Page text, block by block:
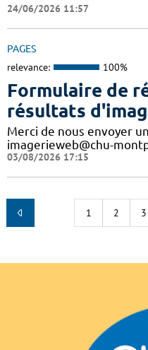
24/06/2026 11:57
PAGES
relevance: 100%
Formulaire de
résultats
Merci de nous envoyer
imagerieweb@chu-
03/08/2026 17:15
1 2 3